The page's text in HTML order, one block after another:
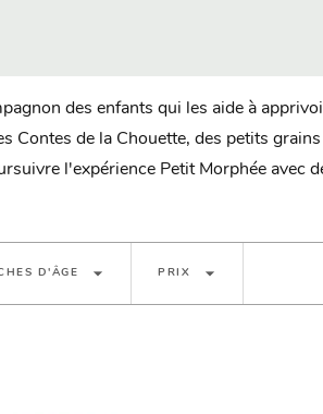
des enfants qui les aide à
Contes de la Chouette, des petits
l'expérience Petit Morphée avec
D'ÂGE arrow_drop_down PRIX arrow_drop_down